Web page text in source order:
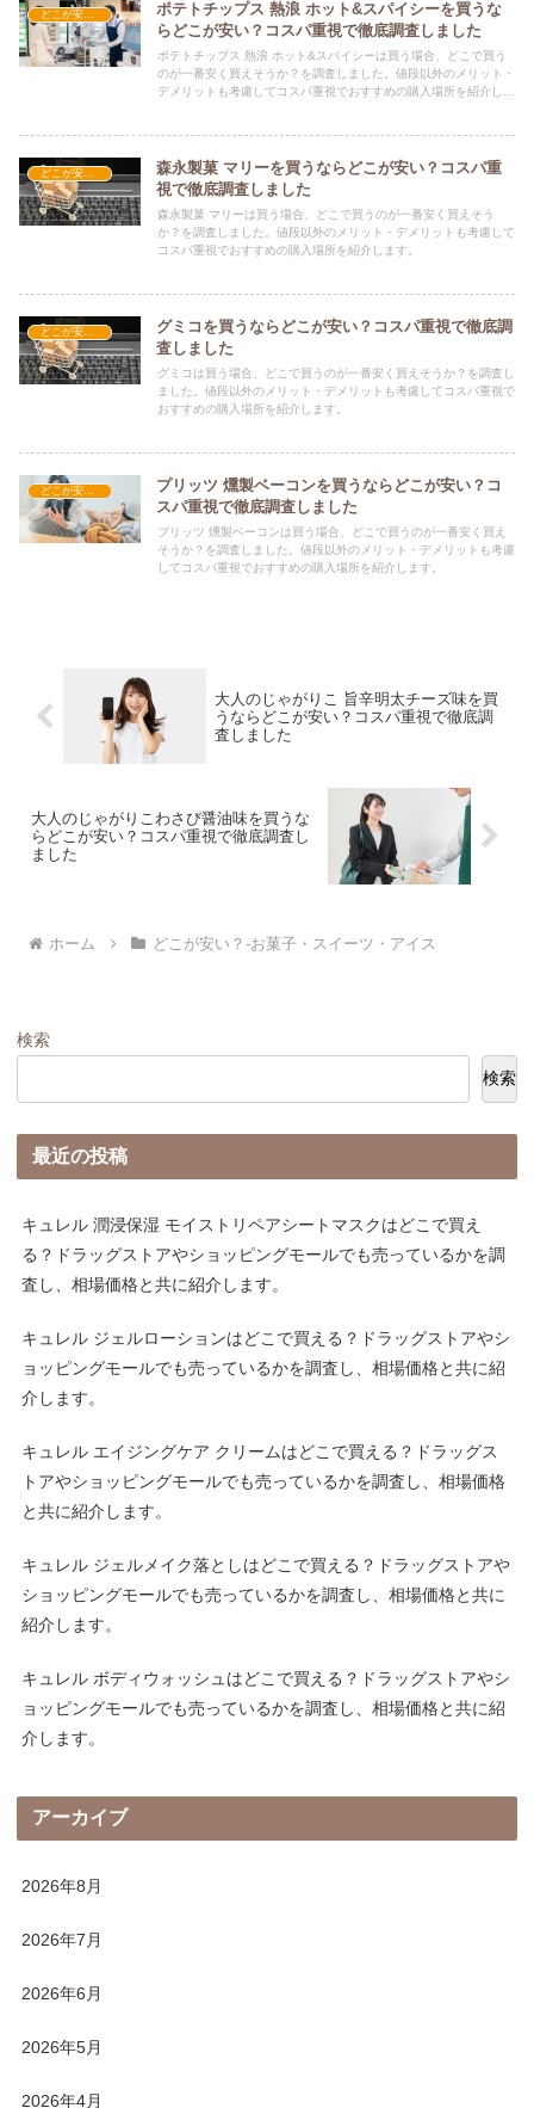
どこが安い？-お菓子・スイーツ・アイス
ポテトチップス 熱浪 ホット&スパイシーを買うな
らどこが安い？コスパ重視で徹底調査しました
ポテトチップス 熱浪 ホット&スパイシーは買う場合、どこで買う
のが一番安く買えそうか？を調査しました。値段以外のメリット・
デメリットも考慮してコスパ重視でおすすめの購入場所を紹介しま
どこが安い？-お菓子・スイーツ・アイス
森永製菓 マリーを買うならどこが安い？コスパ重
視で徹底調査しました
森永製菓 マリーは買う場合、どこで買うのが一番安く買えそう
か？を調査しました。値段以外のメリット・デメリットも考慮して
コスパ重視でおすすめの購入場所を紹介します。
どこが安い？-お菓子・スイーツ・アイス
グミコを買うならどこが安い？コスパ重視で徹底調
査しました
グミコは買う場合、どこで買うのが一番安く買えそうか？を調査し
ました。値段以外のメリット・デメリットも考慮してコスパ重視で
おすすめの購入場所を紹介します。
どこが安い？-お菓子・スイーツ・アイス
プリッツ 燻製ベーコンを買うならどこが安い？コ
スパ重視で徹底調査しました
プリッツ 燻製ベーコンは買う場合、どこで買うのが一番安く買え
そうか？を調査しました。値段以外のメリット・デメリットも考慮
してコスパ重視でおすすめの購入場所を紹介します。
大人のじゃがりこ 旨辛明太チーズ味を買
うならどこが安い？コスパ重視で徹底調
査しました
大人のじゃがりこわさび醤油味を買うな
らどこが安い？コスパ重視で徹底調査し
ました
ホーム どこが安い？-お菓子・スイーツ・アイス
検索
検索
最近の投稿
キュレル 潤浸保湿 モイストリペアシートマスクはどこで買え
る？ドラッグストアやショッピングモールでも売っているかを調
査し、相場価格と共に紹介します。
キュレル ジェルローションはどこで買える？ドラッグストアやシ
ョッピングモールでも売っているかを調査し、相場価格と共に紹
介します。
キュレル エイジングケア クリームはどこで買える？ドラッグス
トアやショッピングモールでも売っているかを調査し、相場価格
と共に紹介します。
キュレル ジェルメイク落としはどこで買える？ドラッグストアや
ショッピングモールでも売っているかを調査し、相場価格と共に
紹介します。
キュレル ボディウォッシュはどこで買える？ドラッグストアやシ
ョッピングモールでも売っているかを調査し、相場価格と共に紹
介します。
アーカイブ
2026年8月
2026年7月
2026年6月
2026年5月
2026年4月